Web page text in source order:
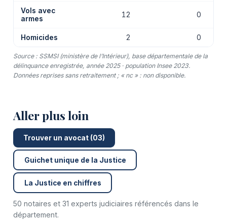
Vols avec
armes
12 0
Homicides 2 0
Source : SSMSI (ministère de l’Intérieur), base départementale de la
délinquance enregistrée, année 2025 · population Insee 2023.
Données reprises sans retraitement ; « nc » : non disponible.
Aller plus loin
Trouver un avocat (03)
Guichet unique de la Justice
La Justice en chiffres
50 notaires et 31 experts judiciaires référencés dans le
département.